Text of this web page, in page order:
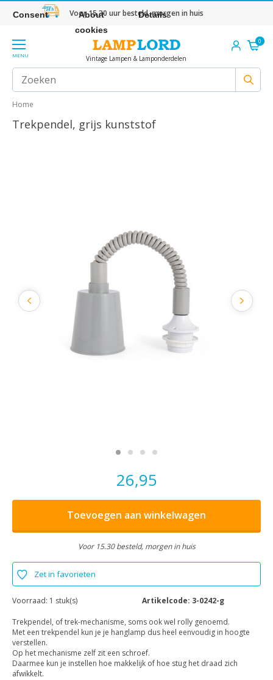
Voor 15.30 uur besteld, morgen in huis
MENU Vintage Lampen & Lamponderdelen
0
Home
Trekpendel, grijs kunststof
26,95
Toevoegen aan winkelwagen
Voor 15.30 besteld, morgen in huis
Zet in favorieten
Voorraad: 1 stuk(s) Artikelcode: 3-0242-g
Trekpendel, of trek-mechanisme, soms ook wel rolly genoemd.
Met een trekpendel kun je je hanglamp dus heel eenvoudig in hoogte
verstellen.
Op het mechanisme zelf zit een schroef.
Daarmee kun je instellen hoe makkelijk of hoe stug het draad zich
afwikkelt.
Consent
About
cookies
Details